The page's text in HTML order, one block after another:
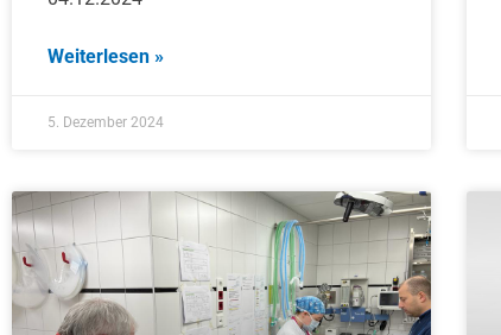
Weiterlesen »
5. Dezember 2024